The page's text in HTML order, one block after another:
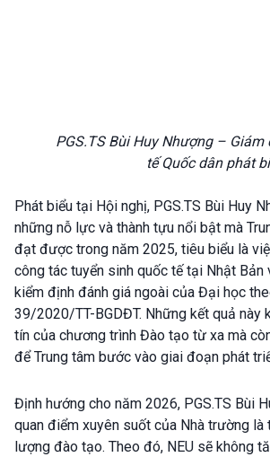
PGS.TS Bùi Huy Nhượng –
tế Quốc dân phát
Phát biểu tại Hội nghị, PGS.TS Bùi Huy
những nỗ lực và thành tựu nổi bật mà
đạt được trong năm 2025, tiêu biểu là
công tác tuyển sinh quốc tế tại Nhật Bản
kiểm định đánh giá ngoài của Đại học
39/2020/TT-BGDĐT. Những kết quả này
tín của chương trình Đào tạo từ xa mà
để Trung tâm bước vào giai đoạn phát
Định hướng cho năm 2026, PGS.TS Bùi
quan điểm xuyên suốt của Nhà trường là
lượng đào tạo. Theo đó, NEU sẽ không